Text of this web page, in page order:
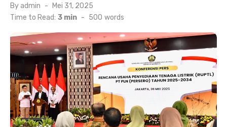
By admin
Posted
on
Mei 31, 2025
Time to Read: 3 min - 500 words